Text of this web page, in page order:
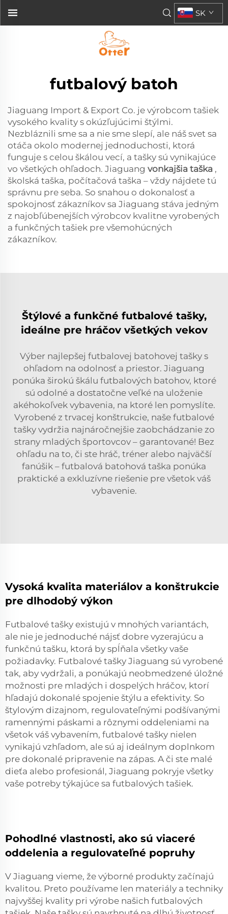
SK
futbalový batoh
Jiaguang Import & Export Co. je výrobcom tašiek
vysokého kvality s okúzľujúcimi štýlmi.
Nezbláznili sme sa a nie sme slepí, ale náš svet sa
otáča okolo modernej jednoduchosti, ktorá
funguje s celou škálou vecí, a tašky sú vynikajúce
vo všetkých ohľadoch. Jiaguang vonkajšia taška ,
školská taška, počítačová taška – vždy nájdete tú
správnu pre seba. So snahou o dokonalosť a
spokojnosť zákazníkov sa Jiaguang stáva jedným
z najobľúbenejších výrobcov kvalitne vyrobených
a funkčných tašiek pre všemohúcných
zákazníkov.
Štýlové a funkčné futbalové tašky,
ideálne pre hráčov všetkých vekov
Výber najlepšej futbalovej batohovej tašky s
ohľadom na odolnosť a priestor. Jiaguang
ponúka širokú škálu futbalových batohov, ktoré
sú odolné a dostatočne veľké na uloženie
akéhokoľvek vybavenia, na ktoré len pomyslíte.
Vyrobené z trvacej konštrukcie, naše futbalové
tašky vydržia najnáročnejšie zaobchádzanie zo
strany mladých športovcov – garantované! Bez
ohľadu na to, či ste hráč, tréner alebo najväčší
fanúšik – futbalová batohová taška ponúka
praktické a exkluzívne riešenie pre všetok váš
vybavenie.
Vysoká kvalita materiálov a konštrukcie
pre dlhodobý výkon
Futbalové tašky existujú v mnohých variantách,
ale nie je jednoduché nájsť dobre vyzerajúcu a
funkčnú tašku, ktorá by spĺňala všetky vaše
požiadavky. Futbalové tašky Jiaguang sú vyrobené
tak, aby vydržali, a ponúkajú neobmedzené úložné
možnosti pre mladých i dospelých hráčov, ktorí
hľadajú dokonalé spojenie štýlu a efektivity. So
štylovým dizajnom, regulovateľnými podšívanými
ramennými páskami a rôznymi oddeleniami na
všetok váš vybavením, futbalové tašky nielen
vynikajú vzhľadom, ale sú aj ideálnym doplnkom
pre dokonalé pripravenie na zápas. A či ste malé
dieťa alebo profesionál, Jiaguang pokryje všetky
vaše potreby týkajúce sa futbalových tašiek.
Pohodlné vlastnosti, ako sú viaceré
oddelenia a regulovateľné popruhy
V Jiaguang vieme, že výborné produkty začínajú
kvalitou. Preto používame len materiály a techniky
najvyššej kvality pri výrobe našich futbalových